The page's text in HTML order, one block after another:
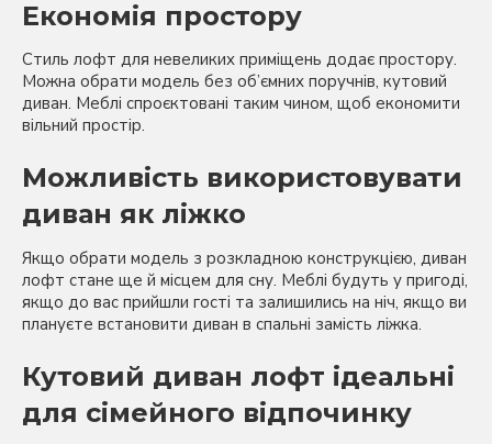
Економія простору
Стиль лофт для невеликих приміщень додає простору.
Можна обрати модель без об’ємних поручнів, кутовий
диван. Меблі спроєктовані таким чином, щоб економити
вільний простір.
Можливість використовувати
диван як ліжко
Якщо обрати модель з розкладною конструкцією, диван
лофт стане ще й місцем для сну. Меблі будуть у пригоді,
якщо до вас прийшли гості та залишились на ніч, якщо ви
плануєте встановити диван в спальні замість ліжка.
Кутовий диван лофт ідеальні
для сімейного відпочинку